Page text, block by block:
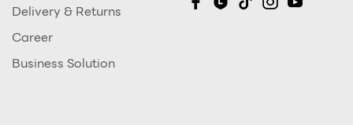
Delivery & Returns
Career
Business Solution